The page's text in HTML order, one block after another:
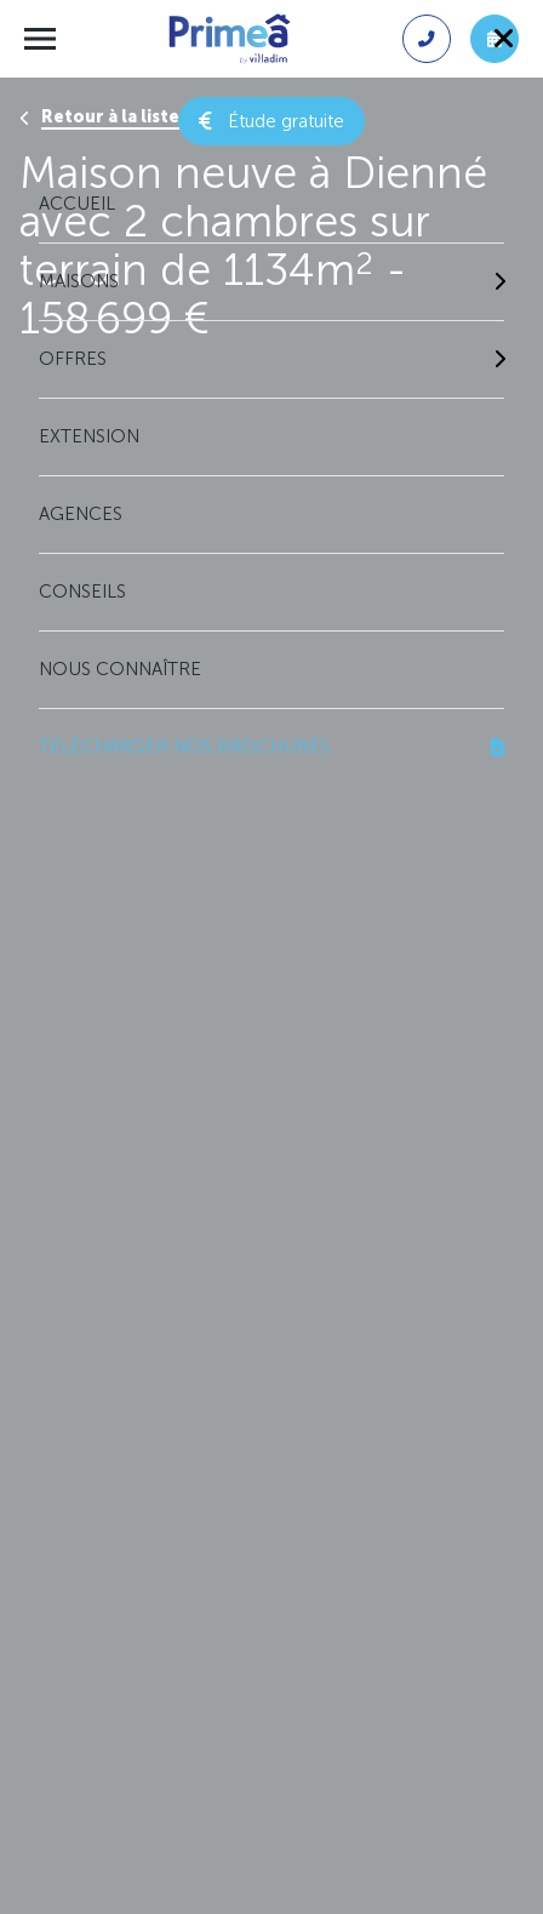
Étude gratuite
ACCUEIL
MAISONS
OFFRES
EXTENSION
AGENCES
CONSEILS
NOUS CONNAÎTRE
TÉLÉCHARGER NOS BROCHURES
Retour à la liste des résultats
Maison neuve à Dienné
avec 2 chambres sur
terrain de 1134m2 -
158 699 €